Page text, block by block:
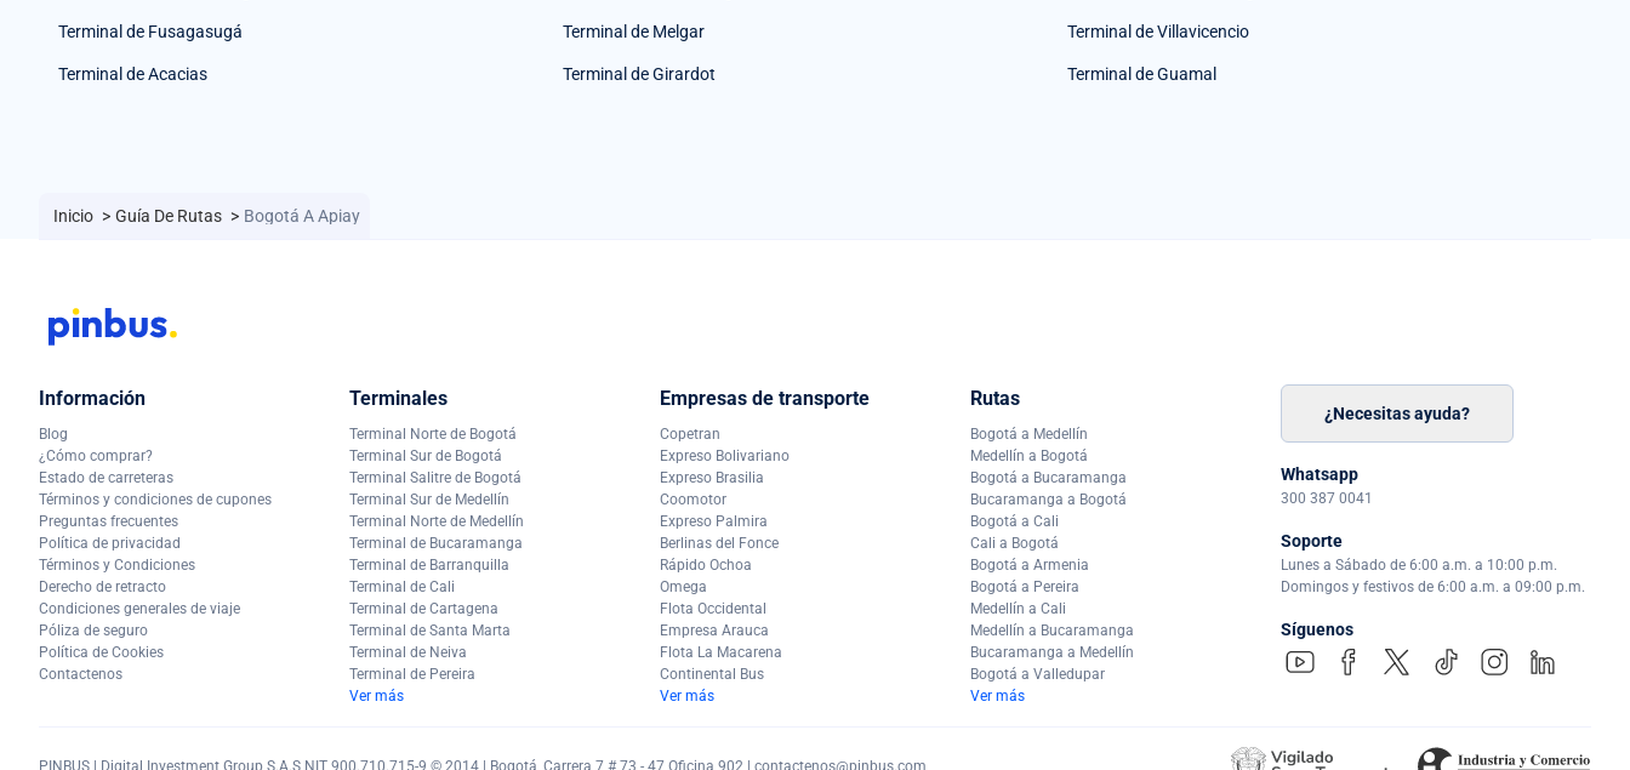
Terminal de Fusagasugá Terminal de Melgar Terminal de Villavicencio
Terminal de Acacias Terminal de Girardot Terminal de Guamal
Inicio > Guía De Rutas > Bogotá A Apiay
Información
Blog
¿Cómo comprar?
Estado de carreteras
Términos y condiciones de cupones
Preguntas frecuentes
Política de privacidad
Términos y Condiciones
Derecho de retracto
Condiciones generales de viaje
Póliza de seguro
Política de Cookies
Contactenos
Terminales
Terminal Norte de Bogotá
Terminal Sur de Bogotá
Terminal Salitre de Bogotá
Terminal Sur de Medellín
Terminal Norte de Medellín
Terminal de Bucaramanga
Terminal de Barranquilla
Terminal de Cali
Terminal de Cartagena
Terminal de Santa Marta
Terminal de Neiva
Terminal de Pereira
Ver más
Empresas de transporte
Copetran
Expreso Bolivariano
Expreso Brasilia
Coomotor
Expreso Palmira
Berlinas del Fonce
Rápido Ochoa
Omega
Flota Occidental
Empresa Arauca
Flota La Macarena
Continental Bus
Ver más
Rutas
Bogotá a Medellín
Medellín a Bogotá
Bogotá a Bucaramanga
Bucaramanga a Bogotá
Bogotá a Cali
Cali a Bogotá
Bogotá a Armenia
Bogotá a Pereira
Medellín a Cali
Medellín a Bucaramanga
Bucaramanga a Medellín
Bogotá a Valledupar
Ver más
¿Necesitas ayuda?
Whatsapp
300 387 0041
Soporte
Lunes a Sábado de 6:00 a.m. a 10:00 p.m.
Domingos y festivos de 6:00 a.m. a 09:00 p.m.
Síguenos
PINBUS | Digital Investment Group S.A.S NIT 900.710.715-9 © 2014 | Bogotá, Carrera 7 # 73 - 47 Oficina 902 | contactenos@pinbus.com